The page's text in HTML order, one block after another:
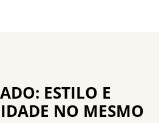
ESTILO E
NO MESMO